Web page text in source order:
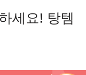
세요! 탕템